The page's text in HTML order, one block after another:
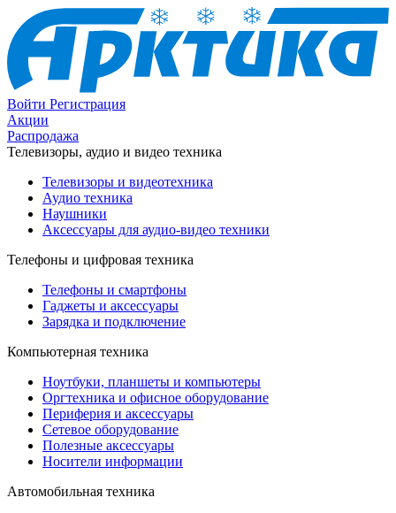
Войти Регистрация
Акции
Распродажа
Телевизоры, аудио и видео техника
Телевизоры и видеотехника
Аудио техника
Наушники
Аксессуары для аудио-видео техники
Телефоны и цифровая техника
Телефоны и смартфоны
Гаджеты и аксессуары
Зарядка и подключение
Компьютерная техника
Ноутбуки, планшеты и компьютеры
Оргтехника и офисное оборудование
Периферия и аксессуары
Cетевое оборудование
Полезные аксессуары
Носители информации
Автомобильная техника